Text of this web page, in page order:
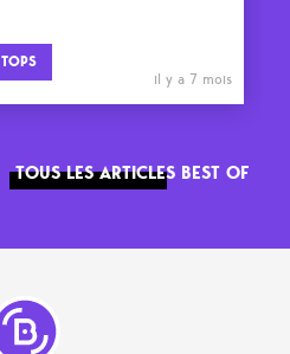
TOPS
il y a 7 mois
TOUS LES ARTICLES BEST OF